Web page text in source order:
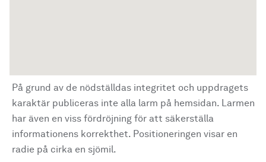
På grund av de nödställdas integritet och uppdragets
karaktär publiceras inte alla larm på hemsidan. Larmen
har även en viss fördröjning för att säkerställa
informationens korrekthet. Positioneringen visar en
radie på cirka en sjömil.